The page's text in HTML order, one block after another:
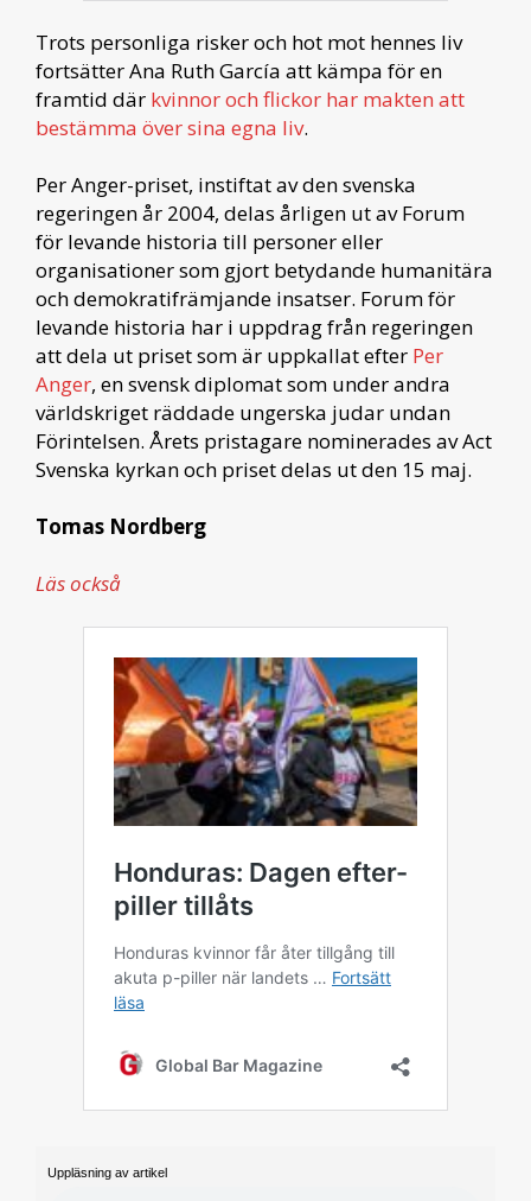
Trots personliga risker och hot mot hennes liv
fortsätter Ana Ruth García att kämpa för en
framtid där kvinnor och flickor har makten att
bestämma över sina egna liv.
Per Anger-priset, instiftat av den svenska
regeringen år 2004, delas årligen ut av Forum
för levande historia till personer eller
organisationer som gjort betydande humanitära
och demokratifrämjande insatser. Forum för
levande historia har i uppdrag från regeringen
att dela ut priset som är uppkallat efter Per
Anger, en svensk diplomat som under andra
världskriget räddade ungerska judar undan
Förintelsen. Årets pristagare nominerades av Act
Svenska kyrkan och priset delas ut den 15 maj.
Tomas Nordberg
Läs också
Uppläsning av artikel